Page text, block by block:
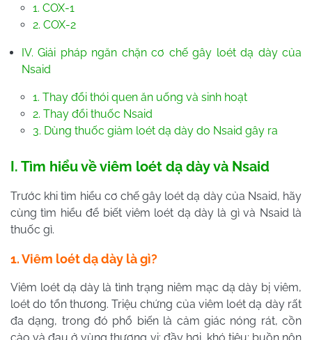
1. COX-1
2. COX-2
IV. Giải pháp ngăn chặn cơ chế gây loét dạ dày của
Nsaid
1. Thay đổi thói quen ăn uống và sinh hoạt
2. Thay đổi thuốc Nsaid
3. Dùng thuốc giảm loét dạ dày do Nsaid gây ra
I. Tìm hiểu về viêm loét dạ dày và Nsaid
Trước khi tìm hiểu cơ chế gây loét dạ dày của Nsaid, hãy
cùng tìm hiểu để biết viêm loét dạ dày là gì và Nsaid là
thuốc gì.
1. Viêm loét dạ dày là gì?
Viêm loét dạ dày là tình trạng niêm mạc dạ dày bị viêm,
loét do tổn thương. Triệu chứng của viêm loét dạ dày rất
đa dạng, trong đó phổ biến là cảm giác nóng rát, cồn